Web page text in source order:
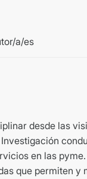
a/es
desde las
en las
que permiten y